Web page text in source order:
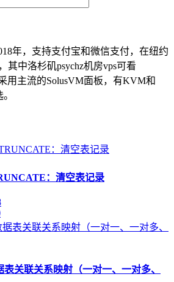
年，支持支付宝和微信支付，在纽约
其中洛杉矶psychz机房vps可看
用主流的SolusVM面板，有KVM和
：清空表记录
表关联关系映射（一对一、一对多、